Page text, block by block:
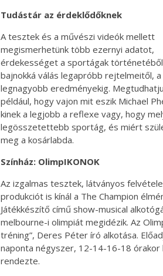
Tudástár az érdeklődőknek
A tesztek és a művészi videók mellett
megismerhetünk több ezernyi adatot,
érdekességet a sportágak
bajnokká válás legapróbb rejtelmeitől, a
legnagyobb eredményekig.
például, hogy vajon mit eszik Michael
kinek a legjobb a reflexe vagy, hogy
legösszetettebb sportág, és miért
meg a kosárlabda.
Színház: OlimpIKONOK
Az izgalmas tesztek, látványos
produkciót is kínál a The Champion
Játékkészítő című show-musical
melbourne-i olimpiát megidézik. Az
tréning”, Deres Péter író alkotása.
naponta négyszer, 12-14-16-18 órakor
rendezte.